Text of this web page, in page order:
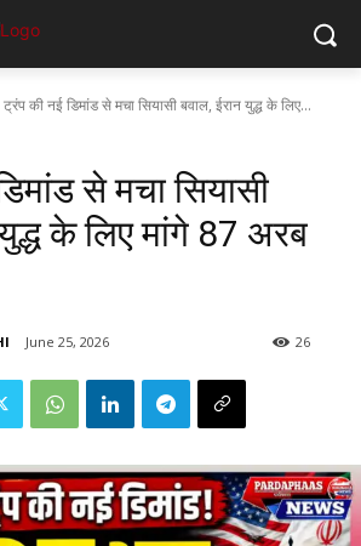
ट्रंप की नई डिमांड से मचा सियासी बवाल, ईरान युद्ध के लिए...
से मचा सियासी
के लिए मांगे 87 अरब
June 25, 2026 26